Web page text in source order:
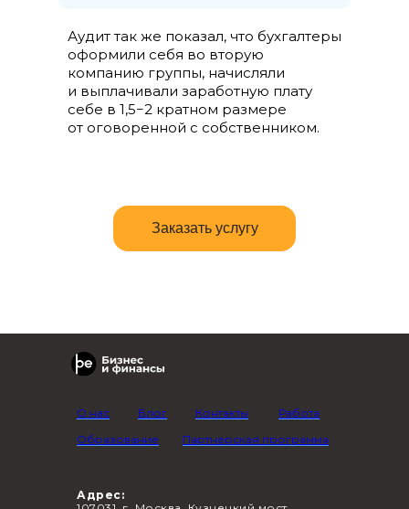
Аудит так же показал, что бухгалтеры
оформили себя во вторую
компанию группы, начисляли
и выплачивали заработную плату
себе в 1,5−2 кратном размере
от оговоренной с собственником.
Заказать услугу
Адрес:
Блог
Контакты
Партнерская программа
Образование
Работа
О нас